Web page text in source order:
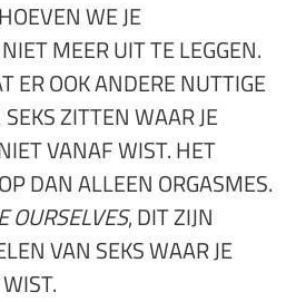
WE JE
MEER UIT TE LEGGEN.
ER OOK ANDERE NUTTIGE
ZITTEN WAAR JE
VANAF WIST. HET
DAN ALLEEN ORGASMES.
OURSELVES, DIT ZIJN
VAN SEKS WAAR JE